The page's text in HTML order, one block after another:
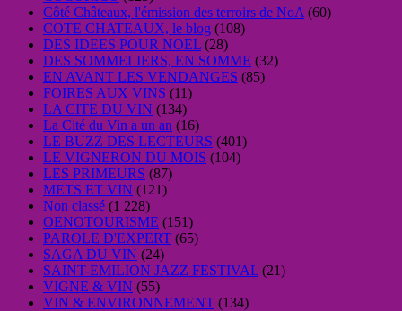
Côté Châteaux, l'émission des terroirs de NoA (60)
COTE CHATEAUX, le blog (108)
DES IDEES POUR NOEL (28)
DES SOMMELIERS, EN SOMME (32)
EN AVANT LES VENDANGES (85)
FOIRES AUX VINS (11)
LA CITE DU VIN (134)
La Cité du Vin a un an (16)
LE BUZZ DES LECTEURS (401)
LE VIGNERON DU MOIS (104)
LES PRIMEURS (87)
METS ET VIN (121)
Non classé (1 228)
OENOTOURISME (151)
PAROLE D'EXPERT (65)
SAGA DU VIN (24)
SAINT-EMILION JAZZ FESTIVAL (21)
VIGNE & VIN (55)
VIN & ENVIRONNEMENT (134)